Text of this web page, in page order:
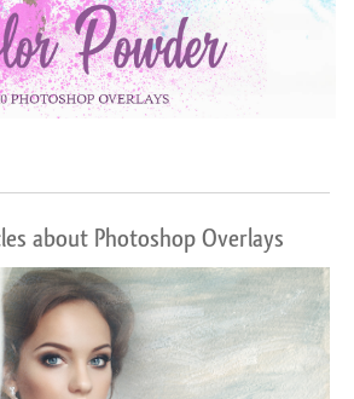
about Photoshop Overlays